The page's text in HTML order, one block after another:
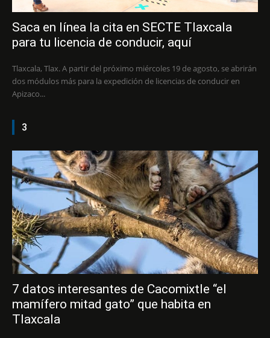
Saca en línea la cita en SECTE Tlaxcala
para tu licencia de conducir, aquí
Tlaxcala, Tlax. A partir del próximo miércoles 19 de agosto, se abrirán
dos módulos más para la expedición de licencias de conducir en
Apizaco...
3
7 datos interesantes de Cacomixtle “el
mamífero mitad gato” que habita en
Tlaxcala